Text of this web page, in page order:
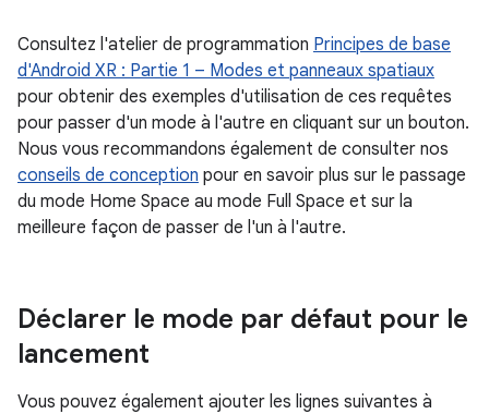
Consultez l'atelier de programmation Principes de base
d'Android XR : Partie 1 – Modes et panneaux spatiaux
pour obtenir des exemples d'utilisation de ces requêtes
pour passer d'un mode à l'autre en cliquant sur un bouton.
Nous vous recommandons également de consulter nos
conseils de conception pour en savoir plus sur le passage
du mode Home Space au mode Full Space et sur la
meilleure façon de passer de l'un à l'autre.
Déclarer le mode par défaut pour le
lancement
Vous pouvez également ajouter les lignes suivantes à